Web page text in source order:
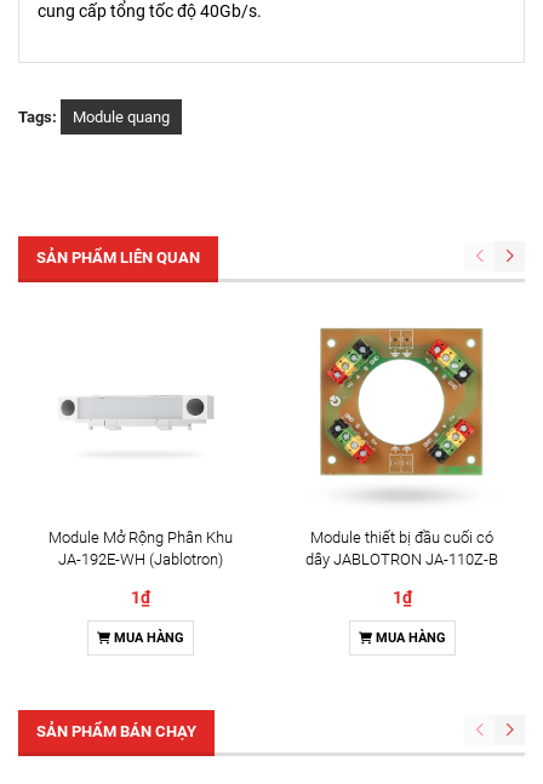
cung cấp tổng tốc độ 40Gb/s.
Tags: Module quang
SẢN PHẨM LIÊN QUAN
Module Mở Rộng Phân Khu
JA-192E-WH (Jablotron)
1₫
MUA HÀNG
Module thiết bị đầu cuối có
dây JABLOTRON JA-110Z-B
1₫
MUA HÀNG
SẢN PHẨM BÁN CHẠY